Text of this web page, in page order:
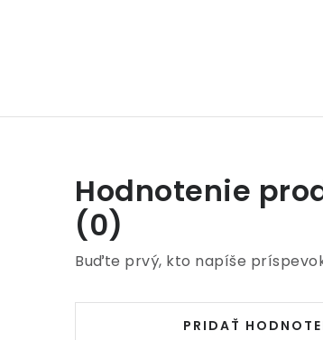
Hodnotenie
(0)
Buďte prvý, kto napíše
PRIDAŤ